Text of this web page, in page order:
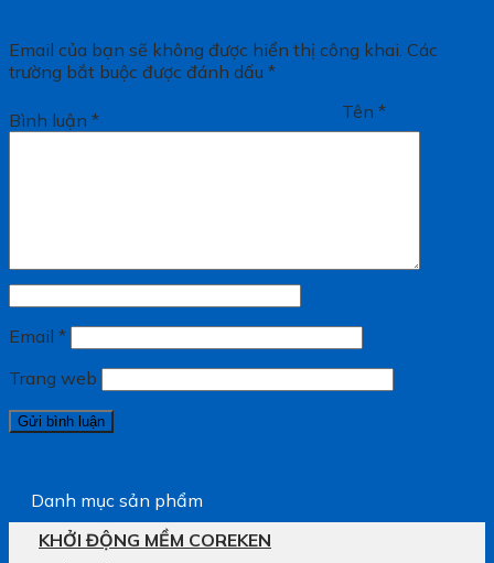
Email của bạn sẽ không được hiển thị công khai. Các
trường bắt buộc được đánh dấu *
Bình luận * Tên*
Email *
Trang web
Danh mục sản phẩm
KHỞI ĐỘNG MỀM COREKEN